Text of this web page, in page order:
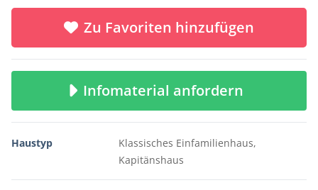
Zu Favoriten hinzufügen
Infomaterial anfordern
Haustyp
Klassisches Einfamilienhaus,
Kapitänshaus